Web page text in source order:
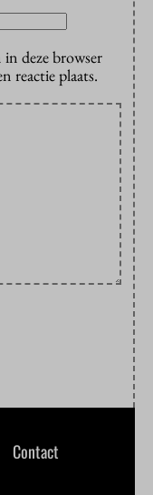
deze browser
reactie plaats.
Contact